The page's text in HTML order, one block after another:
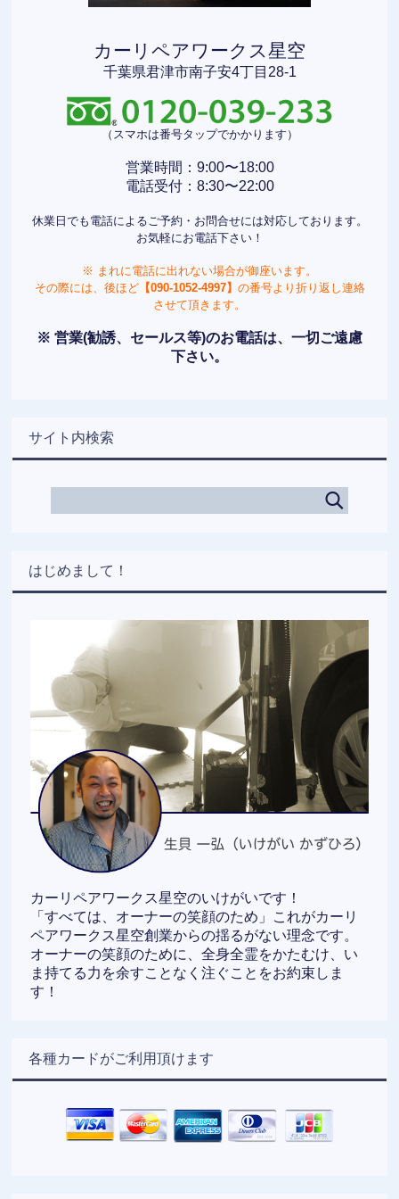
カーリペアワークス星空
千葉県君津市南子安4丁目28-1
（スマホは番号タップでかかります）
営業時間：9:00〜18:00
電話受付：8:30〜22:00
休業日でも電話によるご予約・お問合せには対応しております。
お気軽にお電話下さい！
※ まれに電話に出れない場合が御座います。
その際には、後ほど【090-1052-4997】 の番号より折り返し連絡
させて頂きます。
※ 営業(勧誘、セールス等)のお電話は、一切ご遠慮
下さい。
サイト内検索
はじめまして！
カーリペアワークス星空のいけがいです！
「すべては、オーナーの笑顔のため」これがカーリ
ペアワークス星空創業からの揺るがない理念です。
オーナーの笑顔のために、全身全霊をかたむけ、い
ま持てる力を余すことなく注ぐことをお約束しま
す！
各種カードがご利用頂けます